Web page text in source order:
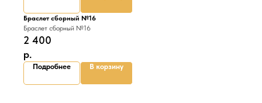
Браслет сборный №16
Браслет сборный №16
2 400
р.
Подробнее В корзину